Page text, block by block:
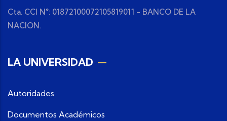
Cta. CCI N°: 01872100072105819011 - BANCO DE LA
NACION.
LA UNIVERSIDAD
Autoridades
Documentos Académicos